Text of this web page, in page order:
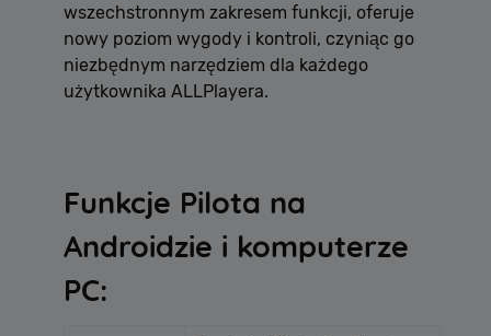
wszechstronnym zakresem funkcji, oferuje
nowy poziom wygody i kontroli, czyniąc go
niezbędnym narzędziem dla każdego
użytkownika ALLPlayera.
Funkcje Pilota na
Androidzie i komputerze
PC: